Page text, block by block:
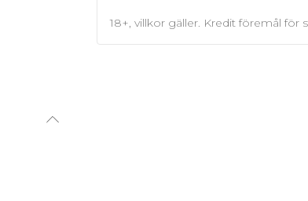
18+, villkor gäller. Kredit föremål för